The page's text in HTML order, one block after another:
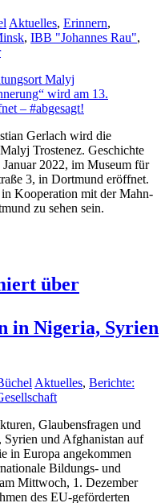
Aktuelles, Erinnern,
, IBB "Johannes Rau",
Gerlach wird die
Trostenez. Geschichte
2022, im Museum für
3, in Dortmund eröffnet.
Kooperation mit der Mahn-
zu sehen sein.
über
in Nigeria, Syrien
Aktuelles, Berichte:
Glaubensfragen und
und Afghanistan auf
in Europa angekommen
Bildungs- und
Mittwoch, 1. Dezember
des EU-geförderten